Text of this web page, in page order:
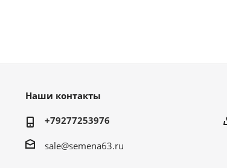
Наши контакты
+79277253976
sale@semena63.ru